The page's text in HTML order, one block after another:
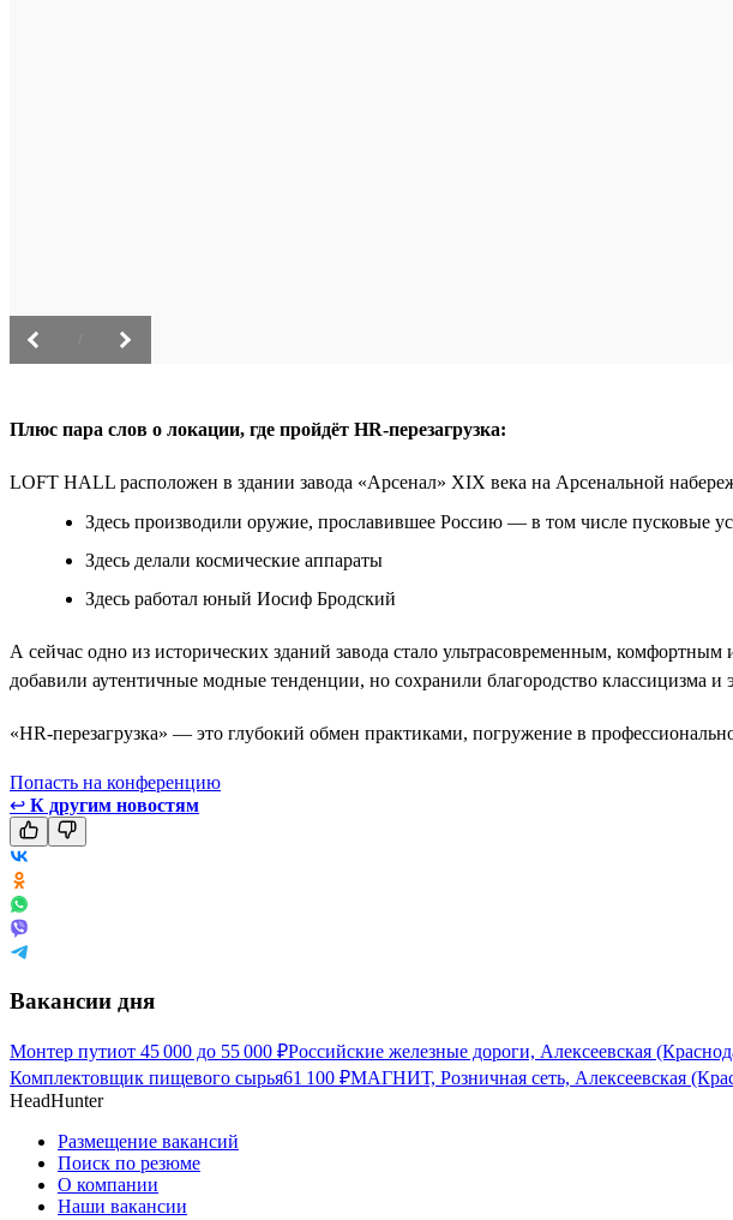
Плюс пара слов о локации, где пройдёт HR-перезагрузка:
LOFT HALL расположен в здании завода «Арсенал» XIX века на Арсенальной
Здесь производили оружие, прославившее Россию — в том числе пусковые
Здесь делали космические аппараты
Здесь работал юный Иосиф Бродский
А сейчас одно из исторических зданий завода стало ультрасовременным,
добавили аутентичные модные тенденции, но сохранили благородство классицизма и
«HR-перезагрузка» — это глубокий обмен практиками, погружение в
Попасть на конференцию
↩ К другим новостям
Вакансии дня
Монтер путиот 45 000 до 55 000 ₽Российские железные дороги, Алексеевская
Комплектовщик пищевого сырья61 100 ₽МАГНИТ, Розничная сеть, Алексеевская
HeadHunter
Размещение вакансий
Поиск по резюме
О компании
Наши вакансии